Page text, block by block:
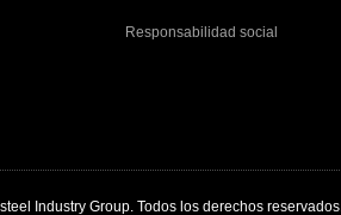
Responsabilidad social
Industry Group. Todos los derechos reservados.